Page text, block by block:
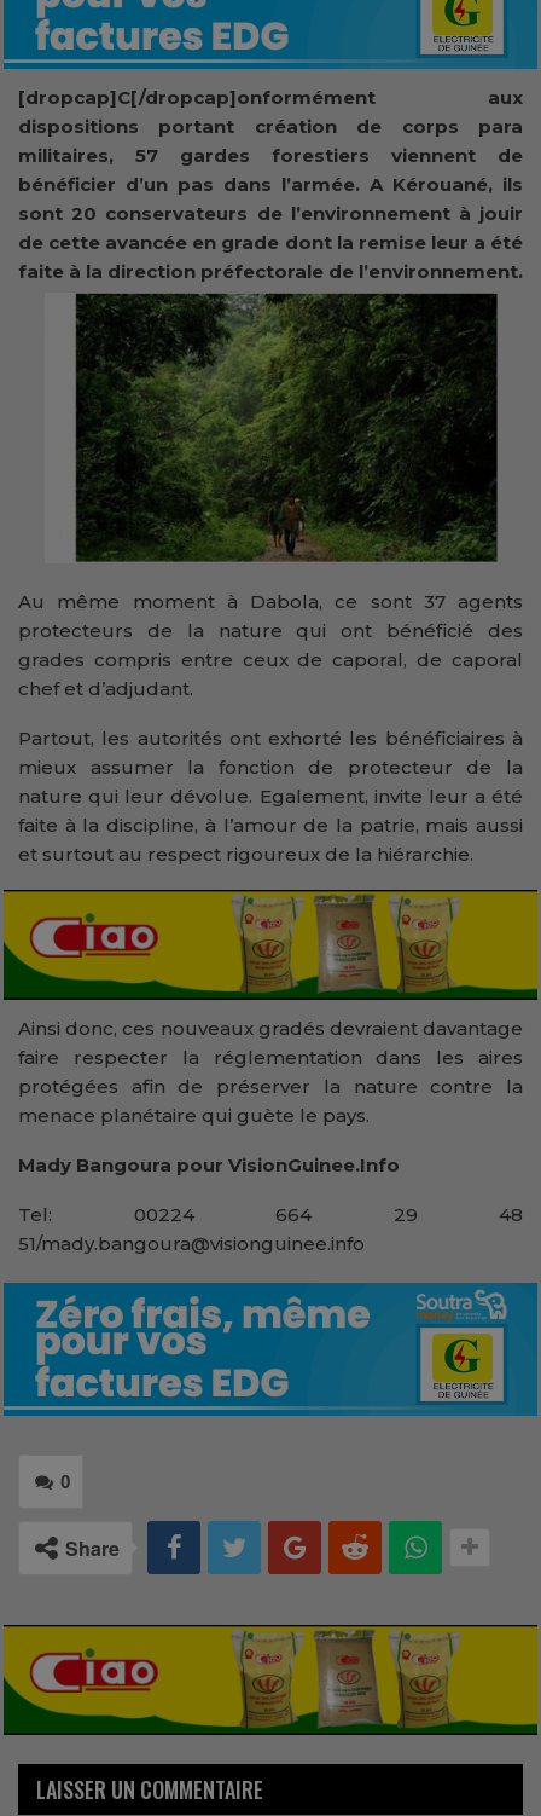
[dropcap]C[/dropcap]onformément aux
dispositions portant création de corps para
militaires, 57 gardes forestiers viennent de
bénéficier d’un pas dans l’armée. A Kérouané, ils
sont 20 conservateurs de l’environnement à jouir
de cette avancée en grade dont la remise leur a été
faite à la direction préfectorale de l’environnement.
Au même moment à Dabola, ce sont 37 agents
protecteurs de la nature qui ont bénéficié des
grades compris entre ceux de caporal, de caporal
chef et d’adjudant.
Partout, les autorités ont exhorté les bénéficiaires à
mieux assumer la fonction de protecteur de la
nature qui leur dévolue. Egalement, invite leur a été
faite à la discipline, à l’amour de la patrie, mais aussi
et surtout au respect rigoureux de la hiérarchie.
Ainsi donc, ces nouveaux gradés devraient davantage
faire respecter la réglementation dans les aires
protégées afin de préserver la nature contre la
menace planétaire qui guète le pays.
Mady Bangoura pour VisionGuinee.Info
Tel: 00224 664 29 48
51/mady.bangoura@visionguinee.info
0
Share
LAISSER UN COMMENTAIRE